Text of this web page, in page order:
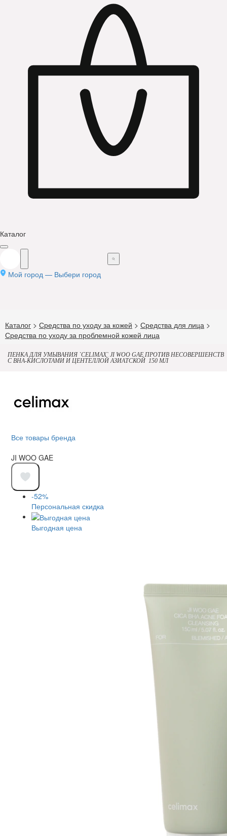
Каталог
Мой город — Выбери город
Каталог > Средства по уходу за кожей > Средства для лица >
Средства по уходу за проблемной кожей лица
ПЕНКА ДЛЯ УМЫВАНИЯ `CELIMAX` JI WOO GAE ПРОТИВ НЕСОВЕРШЕНСТВ
С BHA-КИСЛОТАМИ И ЦЕНТЕЛЛОЙ АЗИАТСКОЙ 150 МЛ
Все товары бренда
JI WOO GAE
-52%
Персональная скидка
Выгодная цена